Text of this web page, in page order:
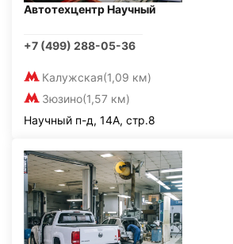
Автотехцентр Научный
+7 (499) 288-05-36
Калужская(1,09 км)
Зюзино(1,57 км)
Научный п-д, 14А, стр.8